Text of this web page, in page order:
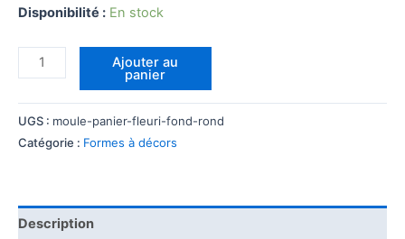
Disponibilité : En stock
quantité
de
Moule
panier
fleuri
Ajouter au
panier
UGS : moule-panier-fleuri-fond-rond
Catégorie : Formes à décors
Description